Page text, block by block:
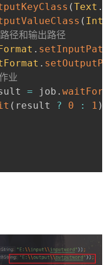
(Text .
(
径和输出路径
.
.
业
= job .
( result ? 0 : 1 )